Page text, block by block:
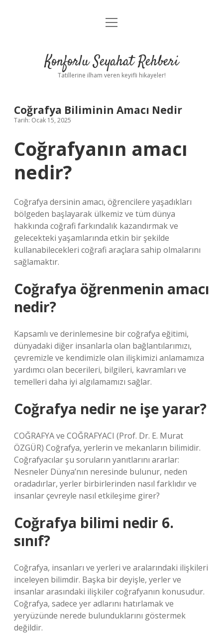
Anasayfa
Yasal Uyarı
menüyü
Konforlu Seyahat Rehberi
Tatillerine ilham veren keyifli hikayeler!
Coğrafya Biliminin Amacı Nedir
Tarih: Ocak 15, 2025
Coğrafyanın amacı
nedir?
Coğrafya dersinin amacı, öğrencilere yaşadıkları
bölgeden başlayarak ülkemiz ve tüm dünya
hakkında coğrafi farkındalık kazandırmak ve
gelecekteki yaşamlarında etkin bir şekilde
kullanabilecekleri coğrafi araçlara sahip olmalarını
sağlamaktır.
Coğrafya öğrenmenin amacı
nedir?
Kapsamlı ve derinlemesine bir coğrafya eğitimi,
dünyadaki diğer insanlarla olan bağlantılarımızı,
çevremizle ve kendimizle olan ilişkimizi anlamamıza
yardımcı olan becerileri, bilgileri, kavramları ve
temelleri daha iyi algılamamızı sağlar.
Coğrafya nedir ne işe yarar?
COĞRAFYA ve COĞRAFYACI (Prof. Dr. E. Murat
ÖZGÜR) Coğrafya, yerlerin ve mekanların bilimidir.
Coğrafyacılar şu soruların yanıtlarını ararlar:
Nesneler Dünya’nın neresinde bulunur, neden
oradadırlar, yerler birbirlerinden nasıl farklıdır ve
insanlar çevreyle nasıl etkileşime girer?
Coğrafya bilimi nedir 6.
sınıf?
Coğrafya, insanları ve yerleri ve aralarındaki ilişkileri
inceleyen bilimdir. Başka bir deyişle, yerler ve
insanlar arasındaki ilişkiler coğrafyanın konusudur.
Coğrafya, sadece yer adlarını hatırlamak ve
yeryüzünde nerede bulunduklarını göstermek
değildir.